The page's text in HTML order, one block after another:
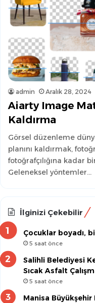
admin Aralık 28, 2024
Aiarty Image
Kaldırma
Görsel düzenleme
planını kaldırmak,
fotoğrafçılığına kadar
Geleneksel yöntemler…
İlginizi Çekebilir
Çocuklar boyadı,
5 saat önce
Salihli Belediyesi
Sıcak Asfalt
5 saat önce
Manisa Büyükşehir